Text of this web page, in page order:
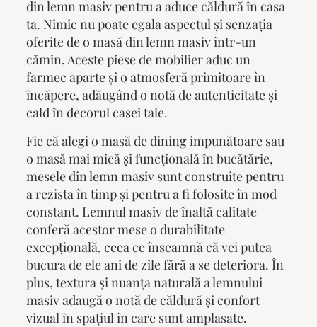
din lemn masivpentru a aduce căldură încasa
ta. Nimic nu poate egala aspectul și senzația
oferite de o masă din lemn masiv într-un
cămin. Aceste piese de mobilier aduc un
farmec aparte și o atmosferă primitoare în
încăpere, adăugând o notă de autenticitate și
cald în decorul casei tale.
Fie că alegi o masă de dining impunătoare sau
o masă mai mică și funcțională în bucătărie,
mesele din lemn masivsunt construite pentru
a rezista în timp și pentru a fi folosite în mod
constant. Lemnul masiv de înaltă calitate
conferă acestor mese o durabilitate
excepțională, ceea ce înseamnă că vei putea
bucura de ele ani de zile fără a se deteriora. În
plus, textura și nuanța naturală a lemnului
masiv adaugă o notă de căldură și confort
vizual în spațiul în care sunt amplasate.